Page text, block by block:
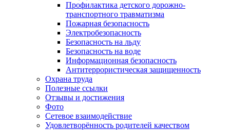
Профилактика детского дорожно-
транспортного травматизма
Пожарная безопасность
Электробезопасность
Безопасность на льду
Безопасность на воде
Информационная безопасность
Антитеррористическая защищенность
Охрана труда
Полезные ссылки
Отзывы и достижения
Фото
Сетевое взаимодействие
Удовлетворённость родителей качеством